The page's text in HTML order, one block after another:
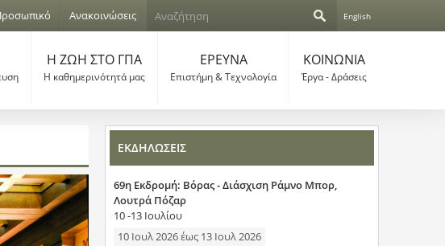
Ανακοινώσεις
Φ
μ
α
α
ν
ζ
ή
τ
σ
η
English
Η ΖΩΗ ΣΤΟ ΓΠΑ
Η καθημερινότητά μας
ΕΡΕΥΝΑ
Επιστήμη & Τεχνολογία
ΚΟΙΝΩΝΙΑ
Έργα - Δράσεις
ΕΚΔΗΛΩΣΕΙΣ
69η Εκδρομή: Βόρας - Διάσχιση Ράμνο Μπορ,
Λουτρά Πόζαρ
10 -13 Ιουλίου
10 Ιουλ 2026έως 13 Ιουλ 2026